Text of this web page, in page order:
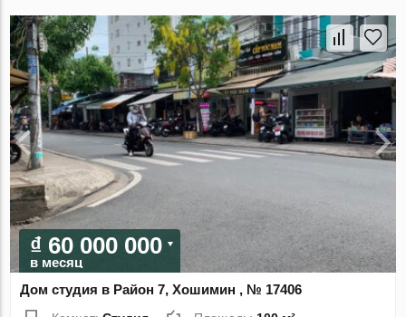
₫ 60 000 000
в месяц
Дом студия в Район 7, Хошимин , № 17406